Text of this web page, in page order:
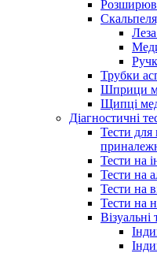
Трубки
Шприци
Щипці
Діагностичні
Тести для
Тести на
Тести на
Тести на
Тести на